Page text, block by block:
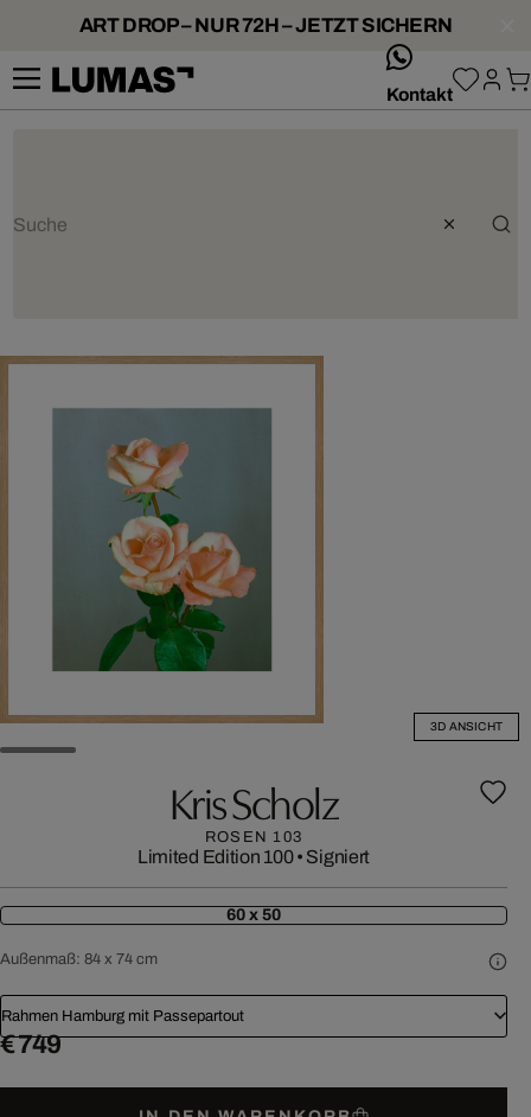
ART DROP – NUR 72H – JETZT SICHERN
Kontakt
3D ANSICHT
Kris Scholz
ROSEN 103
Limited Edition 100• Signiert
60 x 50
Außenmaß: 84 x 74 cm
Rahmen Hamburg mit Passepartout
€ 749